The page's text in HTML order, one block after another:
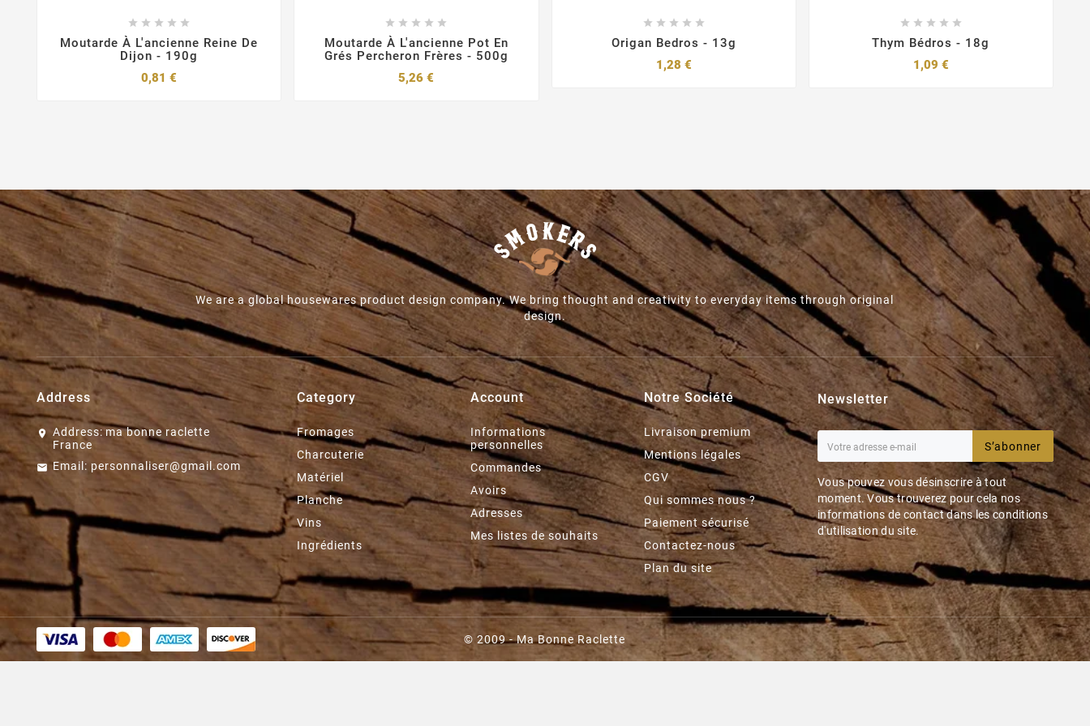
    
Moutarde À L'ancienne Reine De
Dijon - 190g
0,81 €
    
Moutarde À L'ancienne Pot En
Grés Percheron Frères - 500g
5,26 €
    
Origan Bedros - 13g
1,28 €Prix
    
Thym Bédros - 18g
1,09 €Prix
We are a global housewares product design company. We bring thought and creativity to everyday items through original
design.
Address
Address: ma bonne raclette
France
Email: personnaliser@gmail.com
Category
Fromages
Charcuterie
Matériel
Planche
Vins
Ingrédients
Account
Informations
personnelles
Commandes
Avoirs
Adresses
Mes listes de souhaits
Notre Société
Livraison premium
Mentions légales
CGV
Qui sommes nous ?
Paiement sécurisé
Contactez-nous
Plan du site
Newsletter
S’abonner
Vous pouvez vous désinscrire à tout
moment. Vous trouverez pour cela nos
informations de contact dans les conditions
d'utilisation du site.
© 2009 - Ma Bonne Raclette